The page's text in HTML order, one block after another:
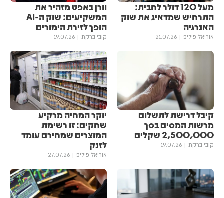
מעל 120 דולר לחבית:
התרחיש שמדאיג את שוק
האנרגיה
אוריאל פיליפ 21.07.26
וורן באפט מזהיר את
המשקיעים: שוק ה-AI
הופך לזירת הימורים
קובי ברקת 19.07.26
קיבל דרישת לתשלום
מרשות המסים בסך
2,500,000 שקלים
קובי ברקת 19.07.26
יוקר המחיה מרקיע
שחקים: זו רשימת
המוצרים שמחירם עומד
לזנק
אוריאל פיליפ 27.07.26